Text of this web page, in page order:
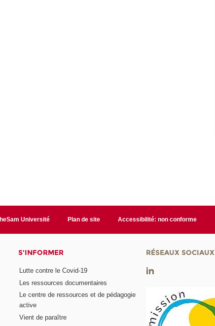
heSam Université Plan de site Accessibilité: non conforme
S'INFORMER
Lutte contre le Covid-19
Les ressources documentaires
Le centre de ressources et de pédagogie
active
Vient de paraître
RÉSEAUX SOCIAUX